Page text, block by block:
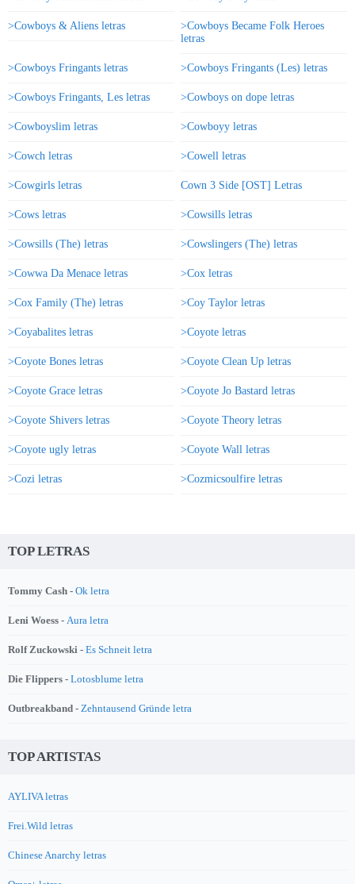
>Cowboys & Aliens letras
>Cowboys Became Folk Heroes
letras
>Cowboys Fringants letras >Cowboys Fringants (Les) letras
>Cowboys Fringants, Les letras >Cowboys on dope letras
>Cowboyslim letras >Cowboyy letras
>Cowch letras >Cowell letras
>Cowgirls letras Cown 3 Side [OST] Letras
>Cows letras >Cowsills letras
>Cowsills (The) letras >Cowslingers (The) letras
>Cowwa Da Menace letras >Cox letras
>Cox Family (The) letras >Coy Taylor letras
>Coyabalites letras >Coyote letras
>Coyote Bones letras >Coyote Clean Up letras
>Coyote Grace letras >Coyote Jo Bastard letras
>Coyote Shivers letras >Coyote Theory letras
>Coyote ugly letras >Coyote Wall letras
>Cozi letras >Cozmicsoulfire letras
TOP LETRAS
Tommy Cash - Ok letra
Leni Woess - Aura letra
Rolf Zuckowski - Es Schneit letra
Die Flippers - Lotosblume letra
Outbreakband - Zehntausend Gründe letra
TOP ARTISTAS
AYLIVA letras
Frei.Wild letras
Chinese Anarchy letras